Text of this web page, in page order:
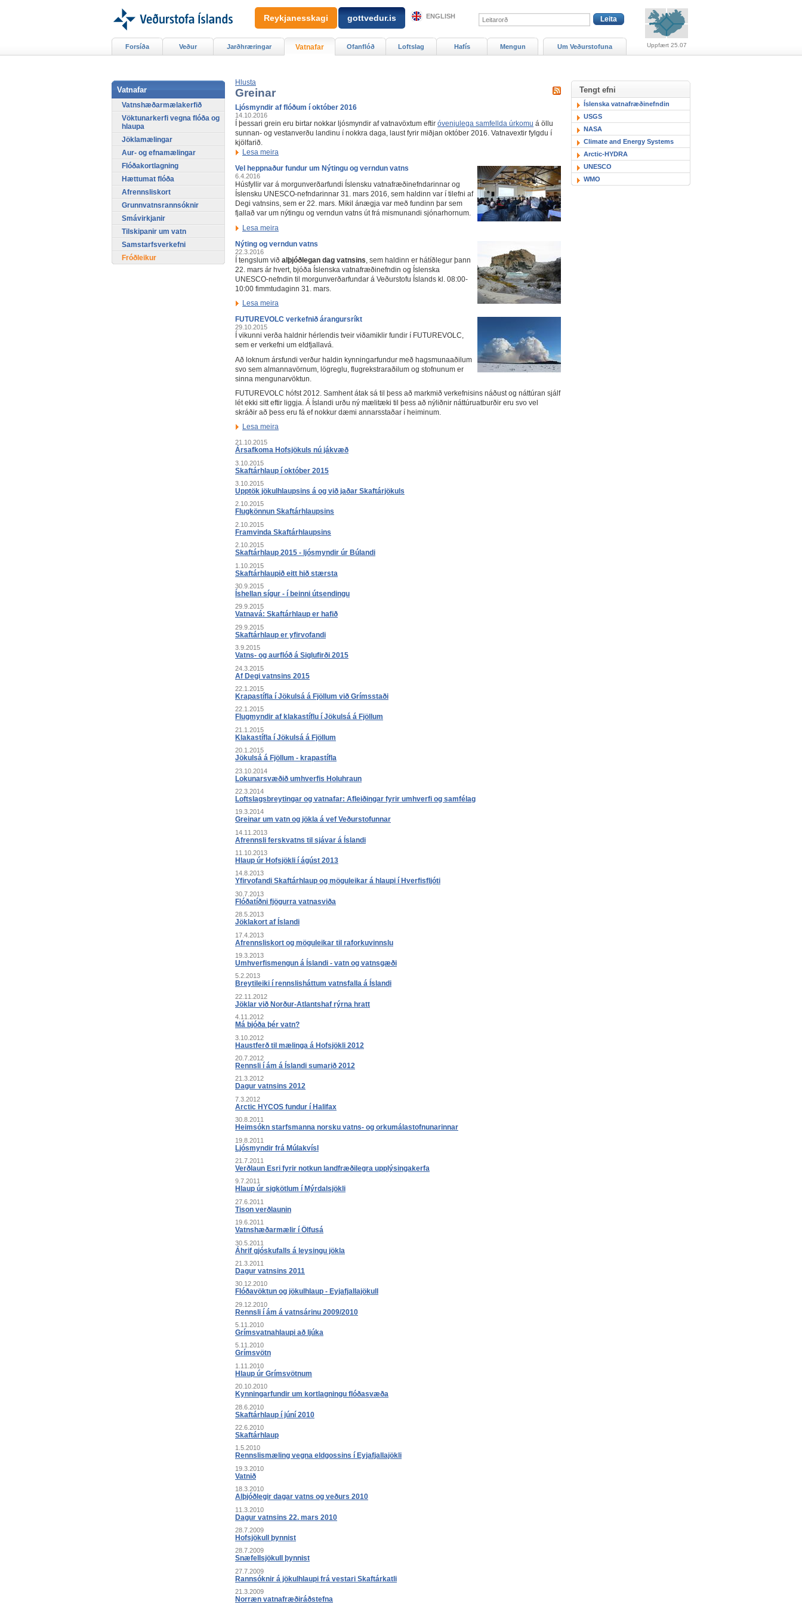
Hlusta
Greinar
Ljósmyndir af flóðum í október 2016
14.10.2016
Í þessari grein eru birtar nokkar ljósmyndir af vatnavöxtum eftir óvenjulega samfellda úrkomu á öllu
sunnan- og vestanverðu landinu í nokkra daga, laust fyrir miðjan október 2016. Vatnavextir fylgdu í
kjölfarið.
Lesa meira
Vel heppnaður fundur um Nýtingu og verndun vatns
6.4.2016
Húsfyllir var á morgunverðarfundi Íslensku vatnafræðinefndarinnar og
Íslensku UNESCO-nefndarinnar 31. mars 2016, sem haldinn var í tilefni af
Degi vatnsins, sem er 22. mars. Mikil ánægja var með fundinn þar sem
fjallað var um nýtingu og verndun vatns út frá mismunandi sjónarhornum.
Lesa meira
Nýting og verndun vatns
22.3.2016
Í tengslum við alþjóðlegan dag vatnsins , sem haldinn er hátíðlegur þann
22. mars ár hvert, bjóða Íslenska vatnafræðinefndin og Íslenska
UNESCO-nefndin til morgunverðarfundar á Veðurstofu Íslands kl. 08:00-
10:00 fimmtudaginn 31. mars.
Lesa meira
FUTUREVOLC verkefnið árangursríkt
29.10.2015
Í vikunni verða haldnir hérlendis tveir viðamiklir fundir í FUTUREVOLC,
sem er verkefni um eldfjallavá.
Að loknum ársfundi verður haldin kynningarfundur með hagsmunaaðilum
svo sem almannavörnum, lögreglu, flugrekstraraðilum og stofnunum er
sinna mengunarvöktun.
FUTUREVOLC hófst 2012. Samhent átak sá til þess að markmið verkefnisins náðust og náttúran sjálf
lét ekki sitt eftir liggja. Á Íslandi urðu ný mælitæki til þess að nýliðnir náttúruatburðir eru svo vel
skráðir að þess eru fá ef nokkur dæmi annarsstaðar í heiminum.
Lesa meira
21.10.2015
Ársafkoma Hofsjökuls nú jákvæð
3.10.2015
Skaftárhlaup í október 2015
3.10.2015
Upptök jökulhlaupsins á og við jaðar Skaftárjökuls
2.10.2015
Flugkönnun Skaftárhlaupsins
2.10.2015
Framvinda Skaftárhlaupsins
2.10.2015
Skaftárhlaup 2015 - ljósmyndir úr Búlandi
1.10.2015
Skaftárhlaupið eitt hið stærsta
30.9.2015
Íshellan sígur - í beinni útsendingu
29.9.2015
Vatnavá: Skaftárhlaup er hafið
29.9.2015
Skaftárhlaup er yfirvofandi
3.9.2015
Vatns- og aurflóð á Siglufirði 2015
24.3.2015
Af Degi vatnsins 2015
22.1.2015
Krapastífla í Jökulsá á Fjöllum við Grímsstaði
22.1.2015
Flugmyndir af klakastíflu í Jökulsá á Fjöllum
21.1.2015
Klakastífla í Jökulsá á Fjöllum
20.1.2015
Jökulsá á Fjöllum - krapastífla
23.10.2014
Lokunarsvæðið umhverfis Holuhraun
22.3.2014
Loftslagsbreytingar og vatnafar: Afleiðingar fyrir umhverfi og samfélag
19.3.2014
Greinar um vatn og jökla á vef Veðurstofunnar
14.11.2013
Afrennsli ferskvatns til sjávar á Íslandi
11.10.2013
Hlaup úr Hofsjökli í ágúst 2013
14.8.2013
Yfirvofandi Skaftárhlaup og möguleikar á hlaupi í Hverfisfljóti
30.7.2013
Flóðatíðni fjögurra vatnasviða
28.5.2013
Jöklakort af Íslandi
17.4.2013
Afrennsliskort og möguleikar til raforkuvinnslu
19.3.2013
Umhverfismengun á Íslandi - vatn og vatnsgæði
5.2.2013
Breytileiki í rennslisháttum vatnsfalla á Íslandi
22.11.2012
Jöklar við Norður-Atlantshaf rýrna hratt
4.11.2012
Má bjóða þér vatn?
3.10.2012
Haustferð til mælinga á Hofsjökli 2012
20.7.2012
Rennsli í ám á Íslandi sumarið 2012
21.3.2012
Dagur vatnsins 2012
7.3.2012
Arctic HYCOS fundur í Halifax
30.8.2011
Heimsókn starfsmanna norsku vatns- og orkumálastofnunarinnar
19.8.2011
Ljósmyndir frá Múlakvísl
21.7.2011
Verðlaun Esri fyrir notkun landfræðilegra upplýsingakerfa
9.7.2011
Hlaup úr sigkötlum í Mýrdalsjökli
27.6.2011
Tison verðlaunin
19.6.2011
Vatnshæðarmælir í Ölfusá
30.5.2011
Áhrif gjóskufalls á leysingu jökla
21.3.2011
Dagur vatnsins 2011
30.12.2010
Flóðavöktun og jökulhlaup - Eyjafjallajökull
29.12.2010
Rennsli í ám á vatnsárinu 2009/2010
5.11.2010
Grímsvatnahlaupi að ljúka
5.11.2010
Grímsvötn
1.11.2010
Hlaup úr Grímsvötnum
20.10.2010
Kynningarfundir um kortlagningu flóðasvæða
28.6.2010
Skaftárhlaup í júní 2010
22.6.2010
Skaftárhlaup
1.5.2010
Rennslismæling vegna eldgossins í Eyjafjallajökli
19.3.2010
Vatnið
18.3.2010
Alþjóðlegir dagar vatns og veðurs 2010
11.3.2010
Dagur vatnsins 22. mars 2010
28.7.2009
Hofsjökull þynnist
28.7.2009
Snæfellsjökull þynnist
27.7.2009
Rannsóknir á jökulhlaupi frá vestari Skaftárkatli
21.3.2009
Norræn vatnafræðiráðstefna
Tengt efni
Íslenska vatnafræðinefndin
USGS
NASA
Climate and Energy Systems
Arctic-HYDRA
UNESCO
WMO
Forsíða Veður Jarðhræringar Vatnafar Ofanflóð Loftslag Hafís Mengun Um Veðurstofuna
Vatnafar
Vatnshæðarmælakerfið
Vöktunarkerfi vegna flóða og
hlaupa
Jöklamælingar
Aur- og efnamælingar
Flóðakortlagning
Hættumat flóða
Afrennsliskort
Grunnvatnsrannsóknir
Smávirkjanir
Tilskipanir um vatn
Samstarfsverkefni
Fróðleikur
Uppfært 25.07
Reykjanesskagi gottvedur.is ENGLISH